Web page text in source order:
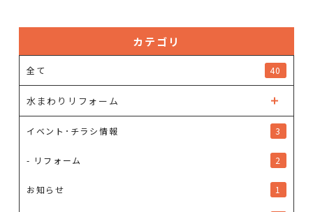
カテゴリ
全て 40
水まわりリフォーム
イベント･チラシ情報 3
- リフォーム 2
お知らせ 1